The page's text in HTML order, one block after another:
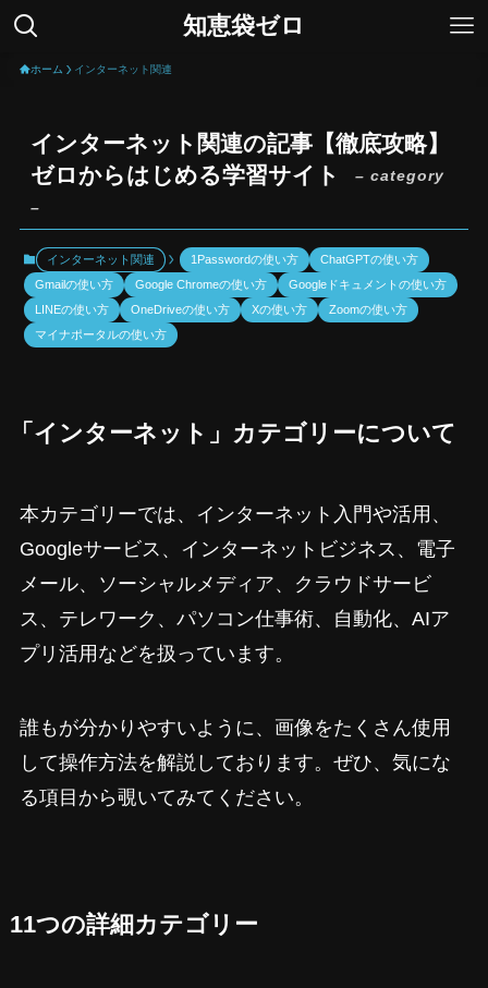
知恵袋ゼロ
ホーム インターネット関連
インターネット関連の記事【徹底攻略】
ゼロからはじめる学習サイト
– category
–
インターネット関連 1Passwordの使い方
ChatGPTの使い方
Gmailの使い方
Google Chromeの使い方
Googleドキュメントの使い方
LINEの使い方
OneDriveの使い方 Xの使い方
Zoomの使い方
マイナポータルの使い方
「インターネット」カテゴリーについて
本カテゴリーでは、インターネット入門や活用、
Googleサービス、インターネットビジネス、電子
メール、ソーシャルメディア、クラウドサービ
ス、テレワーク、パソコン仕事術、自動化、AIア
プリ活用などを扱っています。
誰もが分かりやすいように、画像をたくさん使用
して操作方法を解説しております。ぜひ、気にな
る項目から覗いてみてください。
11つの詳細カテゴリー